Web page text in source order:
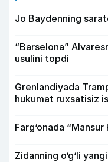
Jo Baydenning
“Barselona”
usulini topdi
Grenlandiyada
hukumat ruxsatisiz
Farg‘onada
Zidanning o‘g‘li